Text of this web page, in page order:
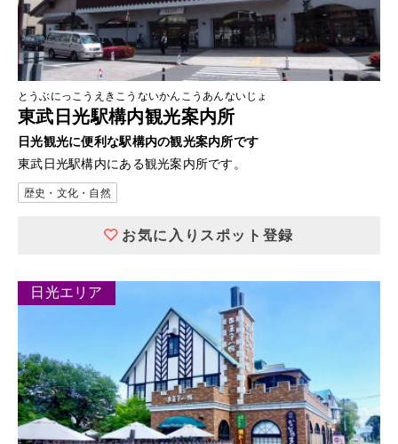
とうぶにっこうえきこうないかんこうあんないじょ
東武日光駅構内観光案内所
日光観光に便利な駅構内の観光案内所です
東武日光駅構内にある観光案内所です。
歴史・文化・自然
お気に入りスポット登録
日光エリア